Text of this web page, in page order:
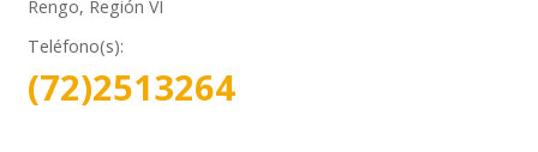
Rengo, Región VI
Teléfono(s):
(72)2513264